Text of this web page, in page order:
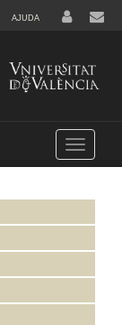
AJUDA
Toggle
navigation